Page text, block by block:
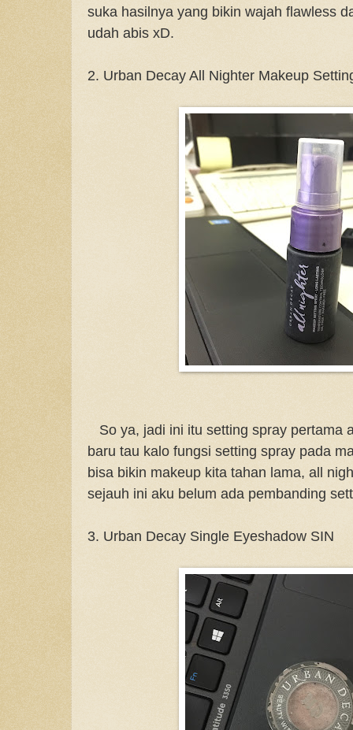
suka hasilnya yang bikin wajah flawless
udah abis xD.
2. Urban Decay All Nighter Makeup
So ya, jadi ini itu setting spray pertama
baru tau kalo fungsi setting spray pada
bisa bikin makeup kita tahan lama, all
sejauh ini aku belum ada pembanding
3. Urban Decay Single Eyeshadow SIN